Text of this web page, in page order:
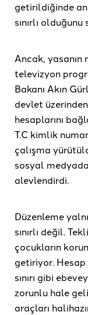
getirildiğinde
sınırlı olduğunu
Ancak, yasanın
televizyon
Bakanı Akın
devlet
hesaplarını
T.C kimlik
çalışma
sosyal
alevlendirdi.
Düzenleme
sınırlı değil.
çocukların
getiriyor. Hesap
sınırı gibi
zorunlu hale
araçları